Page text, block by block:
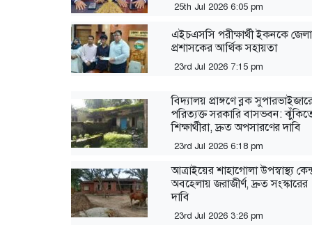
25th Jul 2026 6:05 pm
এইচএসসি পরীক্ষার্থী ইকনকে জেলা
প্রশাসকের আর্থিক সহায়তা
23rd Jul 2026 7:15 pm
বিদ্যালয় প্রাঙ্গণে ব্লক
পরিত্যক্ত সরকারি বাসভবন:
শিক্ষার্থীরা, দ্রুত অপসারণের দাবি
23rd Jul 2026 6:18 pm
আত্রাইয়ের শাহাগোলা উপস্বাস্থ্য
অবহেলায় জরাজীর্ণ, দ্রুত সংস্কারের
দাবি
23rd Jul 2026 3:26 pm